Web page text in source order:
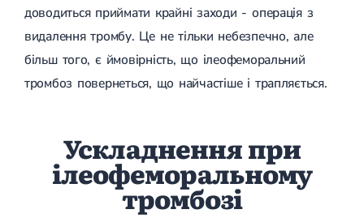
доводиться приймати крайні заходи - операція з
видалення тромбу. Це не тільки небезпечно, але
більш того, є ймовірність, що ілеофеморальний
тромбоз повернеться, що найчастіше і трапляється.
Ускладнення при
ілеофеморальному
тромбозі